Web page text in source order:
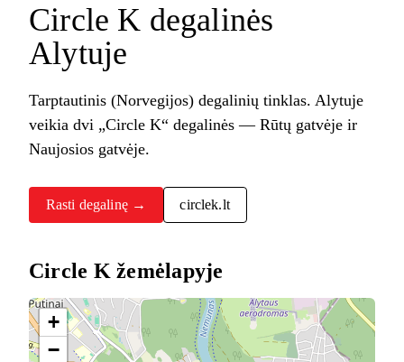
Circle K degalinės
Alytuje
Tarptautinis (Norvegijos) degalinių tinklas. Alytuje
veikia dvi „Circle K“ degalinės — Rūtų gatvėje ir
Naujosios gatvėje.
Rasti degalinę → circlek.lt
Circle K žemėlapyje
+
−